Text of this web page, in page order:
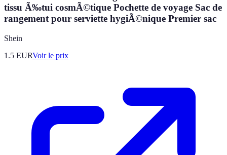
tissu Ã‰tui cosmÃ©tique Pochette de voyage Sac de
rangement pour serviette hygiÃ©nique Premier sac
Shein
1.5 EURVoir le prix